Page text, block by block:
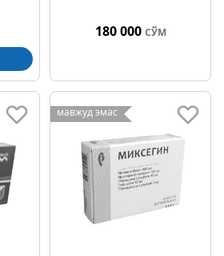
180 000 СЎМ
мавжуд эмас